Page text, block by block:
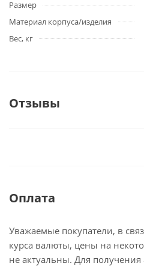
Размер
Материал корпуса/изделия
Вес, кг
Отзывы
Оплата
Уважаемые покупатели, в
курса валюты, цены на
не актуальны. Для